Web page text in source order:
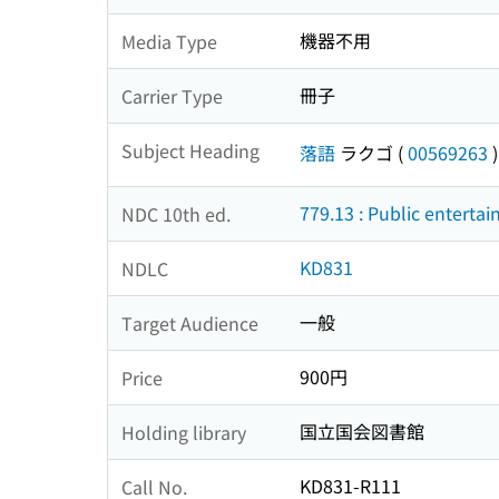
Media Type 機器不用
Carrier Type 冊子
Subject Heading 落語 ラクゴ (00569263 )
NDC 10th ed. 779.13 : Public
NDLC KD831
Target Audience 一般
Price 900円
Holding library 国立国会図書館
Call No.
KD831-R111